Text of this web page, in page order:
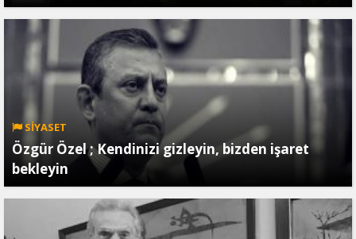
SİYASET
Özgür Özel ; Kendinizi gizleyin, bizden işaret
bekleyin